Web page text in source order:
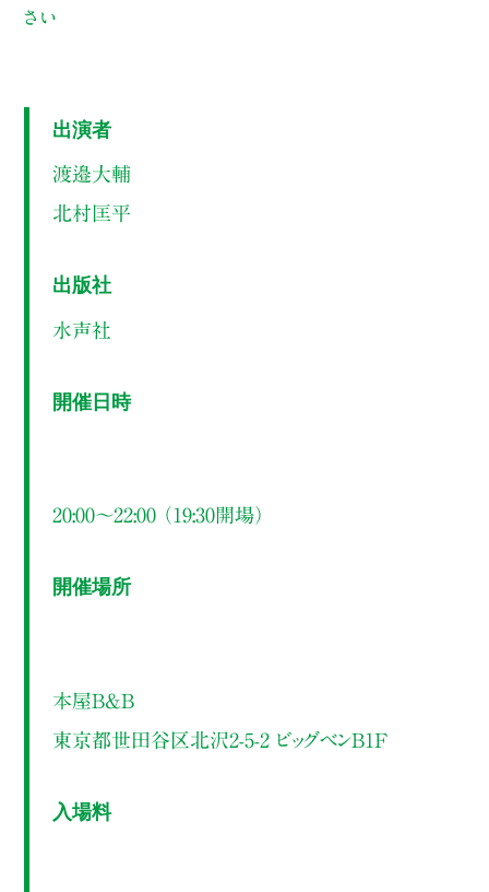
さい
出演者
渡邉大輔
北村匡平
出版社
水声社
開催日時
20:00～22:00 （19:30開場）
開催場所
本屋B&B
東京都世田谷区北沢2-5-2 ビッグベンB1F
入場料